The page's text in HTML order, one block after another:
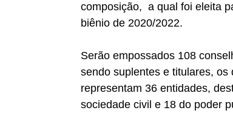
composição,  a qual foi eleita
biênio de 2020/2022.
Serão empossados 108
sendo suplentes e titulares, os
representam 36 entidades,
sociedade civil e 18 do poder